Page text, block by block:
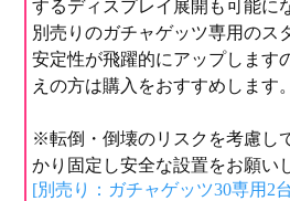
するディスプレイ展開も可能に
別売りのガチャゲッツ専用のス
安定性が飛躍的にアップします
えの方は購入をおすすめします。
※転倒・倒壊のリスクを考慮し
かり固定し安全な設置をお願い
[別売り：ガチャゲッツ30専用2